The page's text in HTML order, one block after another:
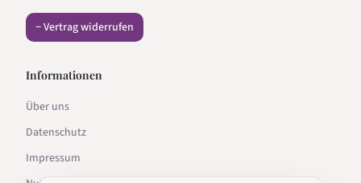
− Vertrag widerrufen
Informationen
Über uns
Datenschutz
Impressum